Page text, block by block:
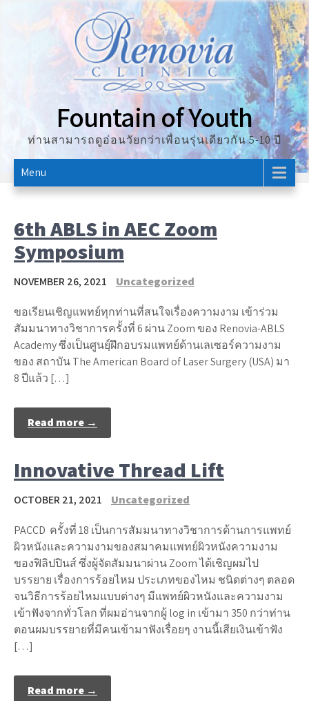
Fountain of Youth
ท่านสามารถดูอ่อนวัยกว่าเพื่อนรุ่นเดียวกัน 5-10 ปี
Menu
6th ABLS in AEC Zoom
Symposium
NOVEMBER 26, 2021 Uncategorized
ขอเรียนเชิญแพทย์ทุกท่านที่สนใจเรื่องความงาม เข้าร่วม
สัมมนาทางวิชาการครั้งที่ 6 ผ่าน Zoom ของ Renovia-ABLS
Academy ซึ่งเป็นศูนย์ฺฝึกอบรมแพทย์ด้านเลเซอร์ความงาม
ของ สถาบัน The American Board of Laser Surgery (USA) มา
8 ปีแล้ว […]
Read more →
Innovative Thread Lift
OCTOBER 21, 2021 Uncategorized
PACCD ครั้งที่ 18 เป็นการสัมมนาทางวิชาการด้านการแพทย์
ผิวหนังและความงามของสมาคมแพทย์ผิวหนังความงาม
ของฟิลิปปินส์ ซึ่งผู้จัดสัมมนาผ่าน Zoom ได้เชิญผมไป
บรรยาย เรื่องการร้อยไหม ประเภทของไหม ชนิดต่างๆ ตลอด
จนวิธีการร้อยไหมแบบต่างๆ มีแพทย์ผิวหนังและความงาม
เข้าฟังจากทั่วโลก ที่ผมอ่านจากผู้ log in เข้ามา 350 กว่าท่าน
ตอนผมบรรยายที่มีคนเข้ามาฟังเรื่อยๆ งานนี้เสียเงินเข้าฟัง
[…]
Read more →